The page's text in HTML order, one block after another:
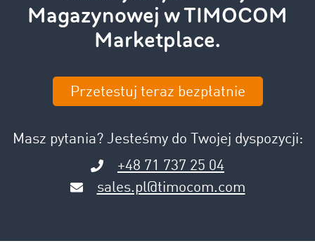
Magazynowej w TIMOCOM
Marketplace.
Przetestuj teraz bezpłatnie
Masz pytania? Jesteśmy do Twojej dyspozycji:
+48 71 737 25 04
sales.pl@timocom.com